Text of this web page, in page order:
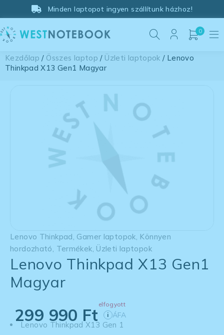
Minden laptopot ingyen szállítunk házhoz!
0
Kezdőlap / Összes laptop / Üzleti laptopok / Lenovo
Thinkpad X13 Gen1 Magyar
Lenovo Thinkpad Gamer laptopok Könnyen
hordozható Termékek Üzleti laptopok
Lenovo Thinkpad X13 Gen1
Magyar
elfogyott
299 990 Ft i ÁFA
Lenovo Thinkpad X13 Gen 1